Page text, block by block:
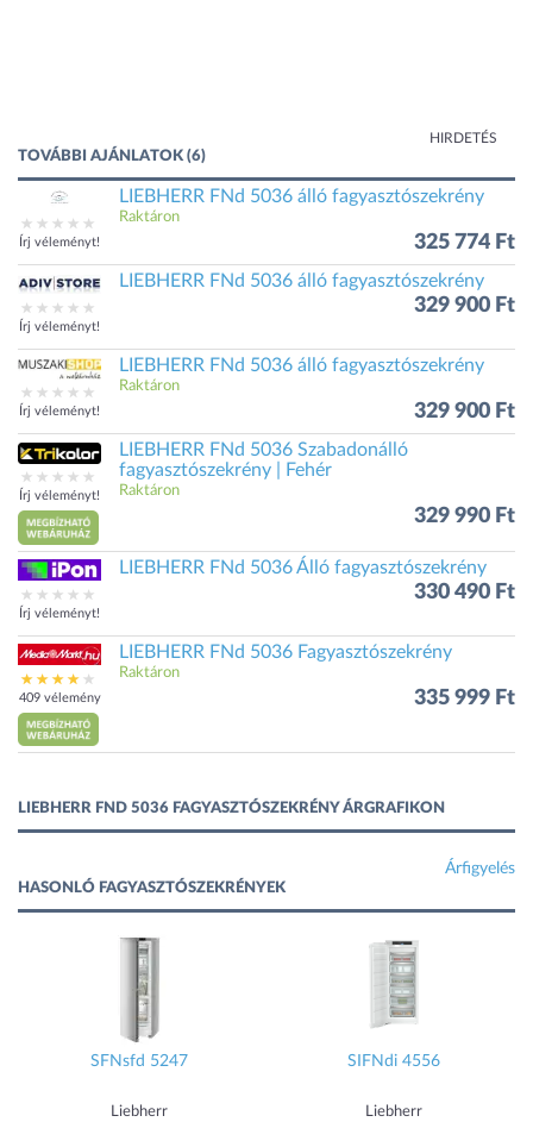
HIRDETÉS
TOVÁBBI AJÁNLATOK (6)
Írj véleményt!
LIEBHERR FNd 5036 álló fagyasztószekrény
Raktáron
325 774 Ft
Írj véleményt!
LIEBHERR FNd 5036 álló fagyasztószekrény
329 900 Ft
Írj véleményt!
LIEBHERR FNd 5036 álló fagyasztószekrény
Raktáron
329 900 Ft
Írj véleményt!
LIEBHERR FNd 5036 Szabadonálló
fagyasztószekrény | Fehér
Raktáron
329 990 Ft
Írj véleményt!
LIEBHERR FNd 5036 Álló fagyasztószekrény
330 490 Ft
409 vélemény
LIEBHERR FNd 5036 Fagyasztószekrény
Raktáron
335 999 Ft
LIEBHERR FND 5036 FAGYASZTÓSZEKRÉNY ÁRGRAFIKON
Árfigyelés
HASONLÓ FAGYASZTÓSZEKRÉNYEK
SFNsfd 5247
Liebherr
SIFNdi 4556
Liebherr